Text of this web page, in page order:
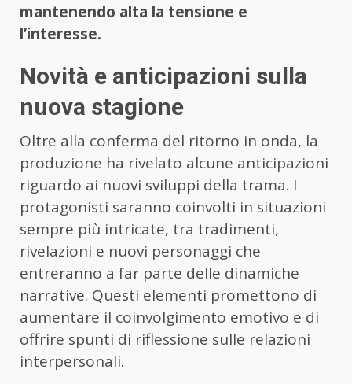
mantenendo alta la tensione e
l’interesse.
Novità e anticipazioni sulla
nuova stagione
Oltre alla conferma del ritorno in onda, la
produzione ha rivelato alcune anticipazioni
riguardo ai nuovi sviluppi della trama. I
protagonisti saranno coinvolti in situazioni
sempre più intricate, tra tradimenti,
rivelazioni e nuovi personaggi che
entreranno a far parte delle dinamiche
narrative. Questi elementi promettono di
aumentare il coinvolgimento emotivo e di
offrire spunti di riflessione sulle relazioni
interpersonali.